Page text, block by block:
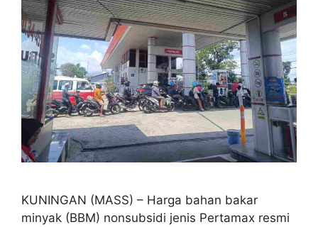
KUNINGAN (MASS) – Harga bahan bakar
minyak (BBM) nonsubsidi jenis Pertamax resmi